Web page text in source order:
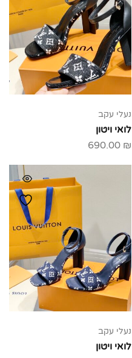
נעלי עקב
לואי ויטון
690.00 ₪
נעלי עקב
לואי ויטון